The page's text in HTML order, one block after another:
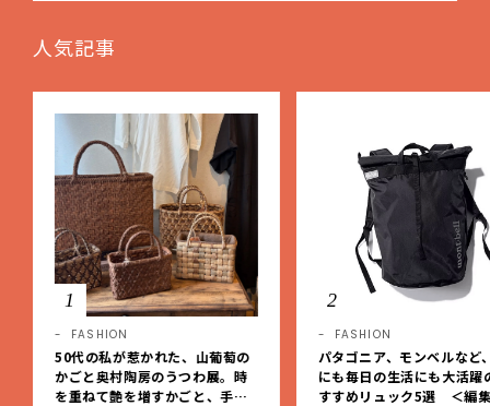
人気記事
1
FASHION
50代の私が惹かれた、山葡萄の
かごと奥村陶房のうつわ展。時
を重ねて艶を増すかごと、手仕
2
FASHION
パタゴニア、モンベルなど
にも毎日の生活にも大活躍
すすめリュック5選 ＜編